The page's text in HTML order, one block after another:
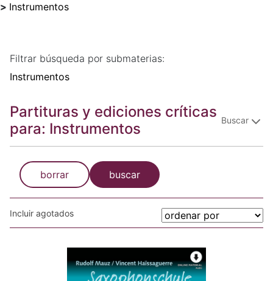
> Instrumentos
Filtrar búsqueda por submaterias:
Instrumentos
Partituras y ediciones críticas
para: Instrumentos
Buscar
borrar buscar
Incluir agotados